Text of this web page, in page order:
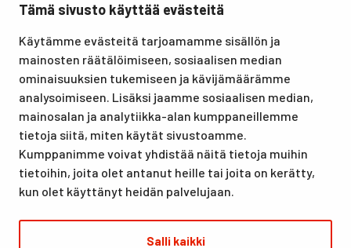
Tämä sivusto käyttää evästeitä
Käytämme evästeitä tarjoamamme sisällön ja
mainosten räätälöimiseen, sosiaalisen median
ominaisuuksien tukemiseen ja kävijämäärämme
analysoimiseen. Lisäksi jaamme sosiaalisen median,
mainosalan ja analytiikka-alan kumppaneillemme
tietoja siitä, miten käytät sivustoamme.
Kumppanimme voivat yhdistää näitä tietoja muihin
tietoihin, joita olet antanut heille tai joita on kerätty,
kun olet käyttänyt heidän palvelujaan.
Salli kaikki
koulutus- ja vapaa-ajan keskus, joka tarjoaa puitteet niin
lomille, harrastuksille kuin kansainvälisen tason
urheilutapahtumillekin. Santasport on myös virallinen
olympiavalmennuskeskus lumi- ja jääurheilulajeissa sekä
taitovalmennuksessa.